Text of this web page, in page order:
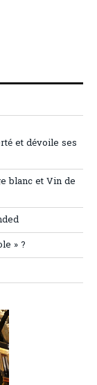
et dévoile ses
blanc et Vin de
» ?